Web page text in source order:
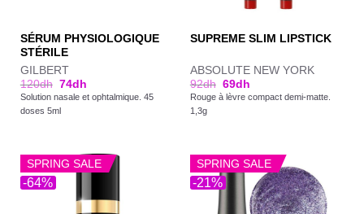
SÉRUM PHYSIOLOGIQUE
STÉRILE
GILBERT
120dh 74dh
Solution nasale et ophtalmique. 45
doses 5ml
SUPREME SLIM LIPSTICK
ABSOLUTE NEW YORK
92dh 69dh
Rouge à lèvre compact demi-matte.
1,3g
-64%
SPRING SALE
-21%
SPRING SALE